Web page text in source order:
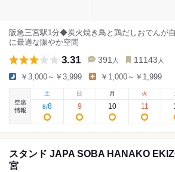
阪急三宮駅1分◆炭火焼き鳥と鶏だしおでんが
に最適な賑やか空間
3.31 391 人 11143 人
￥3,000～￥3,999 ￥1,000～￥1,999
空席
情報
土
8/8
日
9
月
10
火
11
スタンド JAPA SOBA HANAKO
宮